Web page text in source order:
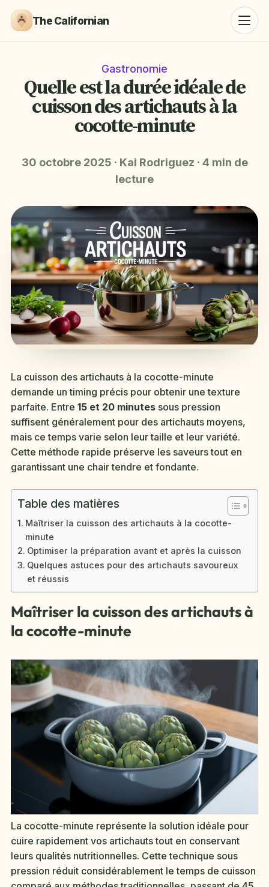
The Californian
Gastronomie
Quelle est la durée idéale de
cuisson des artichauts à la
cocotte-minute
30 octobre 2025 · Kai Rodriguez · 4 min de
lecture
La cuisson des artichauts à la cocotte-minute
demande un timing précis pour obtenir une texture
parfaite. Entre 15 et 20 minutes sous pression
suffisent généralement pour des artichauts moyens,
mais ce temps varie selon leur taille et leur variété.
Cette méthode rapide préserve les saveurs tout en
garantissant une chair tendre et fondante.
Table des matières
Maîtriser la cuisson des artichauts à la cocotte-
minute
Optimiser la préparation avant et après la cuisson
Quelques astuces pour des artichauts savoureux
et réussis
Maîtriser la cuisson des artichauts à
la cocotte-minute
La cocotte-minute représente la solution idéale pour
cuire rapidement vos artichauts tout en conservant
leurs qualités nutritionnelles. Cette technique sous
pression réduit considérablement le temps de cuisson